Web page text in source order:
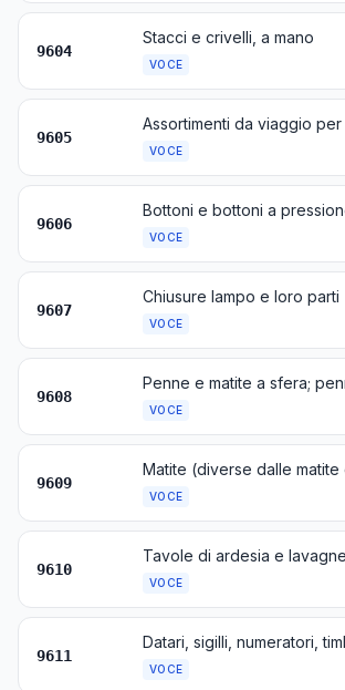
9604
Stacci e crivelli, a mano
VOCE
9605
VOCE
9606
VOCE
9607
Chiusure lampo e loro parti
VOCE
9608
VOCE
9609
VOCE
9610
VOCE
9611
VOCE